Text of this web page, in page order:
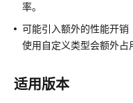
率。
可能引入额外的性能开销
使用自定义类型会额外占
适用版本